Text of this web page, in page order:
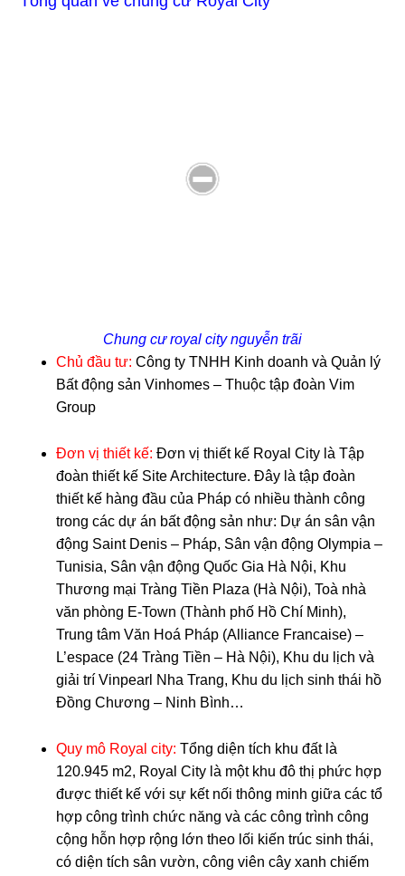
Chung cư royal city nguyễn trãi
Chủ đầu tư: Công ty TNHH Kinh doanh và Quản lý
Bất động sản Vinhomes – Thuộc tập đoàn Vim
Group
Đơn vị thiết kế: Đơn vị thiết kế Royal City là Tập
đoàn thiết kế Site Architecture. Đây là tập đoàn
thiết kế hàng đầu của Pháp có nhiều thành công
trong các dự án bất động sản như: Dự án sân vận
động Saint Denis – Pháp, Sân vận động Olympia –
Tunisia, Sân vận động Quốc Gia Hà Nội, Khu
Thương mại Tràng Tiền Plaza (Hà Nội), Toà nhà
văn phòng E-Town (Thành phố Hồ Chí Minh),
Trung tâm Văn Hoá Pháp (Alliance Francaise) –
L’espace (24 Tràng Tiền – Hà Nội), Khu du lịch và
giải trí Vinpearl Nha Trang, Khu du lịch sinh thái hồ
Đồng Chương – Ninh Bình…
Quy mô Royal city: Tổng diện tích khu đất là
120.945 m2, Royal City là một khu đô thị phức hợp
được thiết kế với sự kết nối thông minh giữa các tổ
hợp công trình chức năng và các công trình công
cộng hỗn hợp rộng lớn theo lối kiến trúc sinh thái,
có diện tích sân vườn, công viên cây xanh chiếm